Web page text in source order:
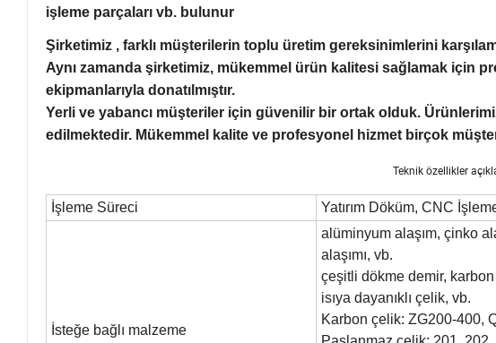
işleme parçaları vb. bulunur
Şirketimiz , farklı müşterilerin toplu üretim gereksinimlerini
Aynı zamanda şirketimiz, mükemmel ürün kalitesi sağlamak için
ekipmanlarıyla donatılmıştır.
Yerli ve yabancı müşteriler için güvenilir bir ortak olduk.
edilmektedir. Mükemmel kalite ve profesyonel hizmet birçok
Teknik özellikler
İşleme Süreci Yatırım Döküm, CNC
İsteğe bağlı malzeme
alüminyum alaşım, çinko
alaşımı, vb.
çeşitli dökme demir,
isıya dayanıklı çelik, vb.
Karbon çelik: ZG200-400,